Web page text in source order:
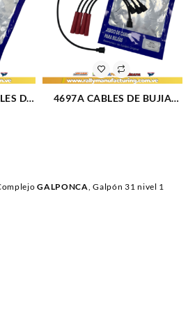
DE
4697A CABLES DE BUJIA
GALPONCA, Galpón 31 nivel 1